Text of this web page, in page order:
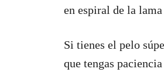
en espiral de la
Si tienes el pelo
que tengas